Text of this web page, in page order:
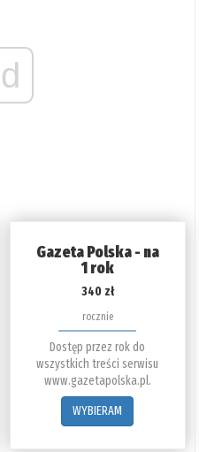
Gazeta Polska - na
1 rok
340 zł
rocznie
Dostęp przez rok do
wszystkich treści serwisu
www.gazetapolska.pl.
WYBIERAM